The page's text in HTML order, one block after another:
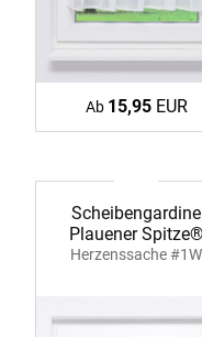
Ab 15,95EUR
Scheibengardine
Plauener Spitze®
Herzenssache #1W